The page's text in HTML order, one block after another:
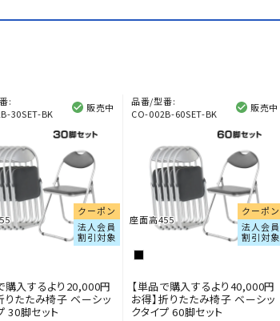
:
30SET-BK
販売中
クーポン
法人会員
割引対象
購入するより20,000円
りたたみ椅子 ベーシッ
30脚セット
品番/型番:
CO-002B-60SET-BK
販売中
クーポン
法人会員
割引対象
座面高455
【単品で購入するより40,000円
お得】折りたたみ椅子 ベーシッ
クタイプ 60脚セット